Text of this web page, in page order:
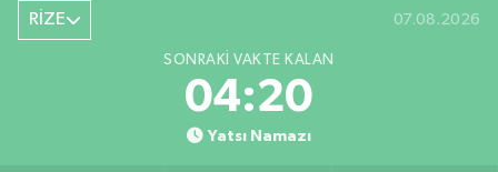
RİZE 07.08.2026
SONRAKI VAKTE KALAN
04:20
Yatsı Namazı